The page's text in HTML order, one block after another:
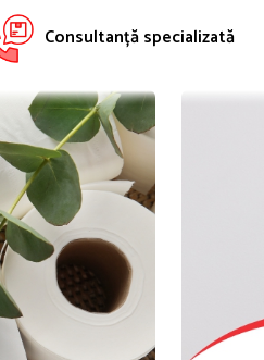
Consultanță specializată